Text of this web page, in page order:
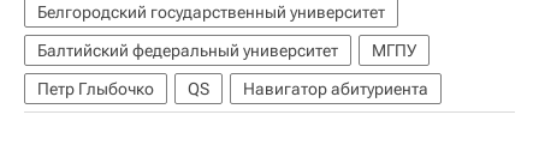
Белгородский государственный университет
Балтийский федеральный университет
МГПУ
Петр Глыбочко
QS Навигатор абитуриента